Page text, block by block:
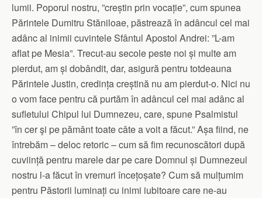
lumii. Poporul nostru, ”creștin prin vocație”, cum spunea
Părintele Dumitru Stăniloae, păstrează în adâncul cel mai
adânc al inimii cuvintele Sfântul Apostol Andrei: ”L-am
aflat pe Mesia”. Trecut-au secole peste noi și multe am
pierdut, am și dobândit, dar, asigură pentru totdeauna
Părintele Justin, credința creștină nu am pierdut-o. Nici nu
o vom face pentru că purtăm în adâncul cel mai adânc al
sufletului Chipul lui Dumnezeu, care, spune Psalmistul
”în cer şi pe pământ toate câte a voit a făcut.” Așa fiind, ne
întrebăm – deloc retoric – cum să fim recunoscători după
cuviință pentru marele dar pe care Domnul și Dumnezeul
nostru l-a făcut în vremuri încețoșate? Cum să mulțumim
pentru Păstorii luminați cu inimi iubitoare care ne-au